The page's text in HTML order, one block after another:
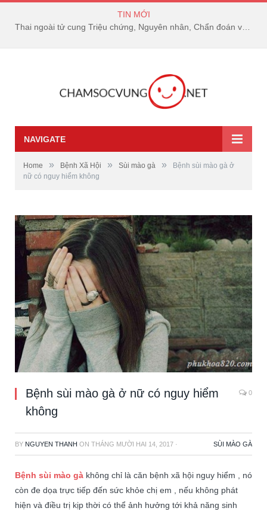
TIN MỚI
Thai ngoài tử cung Triệu chứng, Nguyên nhân, Chẩn đoán và Điều trị
NAVIGATE
Home » Bệnh Xã Hội » Sùi mào gà »
Bệnh sùi mào gà ở
nữ có nguy hiểm không
Bệnh sùi mào gà ở nữ có nguy hiểm
không
0
BY NGUYEN THANH ON THÁNG MƯỜI HAI 14, 2017 · SÙI MÀO GÀ
Bệnh sùi mào gà không chỉ là căn bệnh xã hội nguy hiểm , nó
còn đe dọa trực tiếp đến sức khỏe chị em , nếu không phát
hiện và điều trị kịp thời có thể ảnh hưởng tới khả năng sinh